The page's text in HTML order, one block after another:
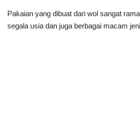
Pakaian yang dibuat dari wol sangat
segala usia dan juga berbagai macam